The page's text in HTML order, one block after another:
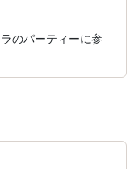
のパーティーに参